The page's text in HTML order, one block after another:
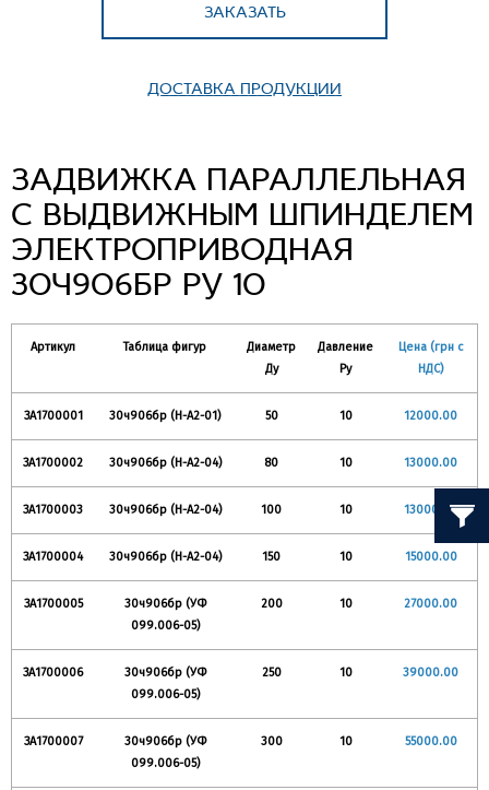
ЗАКАЗАТЬ
ДОСТАВКА ПРОДУКЦИИ
ЗAДВИЖКA ПАРАЛЛЕЛЬНАЯ
С ВЫДВИЖНЫМ ШПИНДЕЛЕМ
ЭЛЕКТРОПРИВОДНАЯ
30Ч906БР РУ 10
Артикул Таблица фигур
Диаметр
Ду
Давление
Ру
Цена (грн с
НДС)
ЗА1700001 30ч906бр (Н-А2-01) 50 10 12000.00
ЗА1700002 30ч906бр (Н-А2-04) 80 10 13000.00
ЗА1700003 30ч906бр (Н-А2-04) 100 10 13000.00
ЗА1700004 30ч906бр (Н-А2-04) 150 10 15000.00
ЗА1700005
30ч906бр (УФ
099.006-05)
200 10 27000.00
ЗА1700006
30ч906бр (УФ
099.006-05)
250 10 39000.00
ЗА1700007
30ч906бр (УФ
099.006-05)
300 10 55000.00